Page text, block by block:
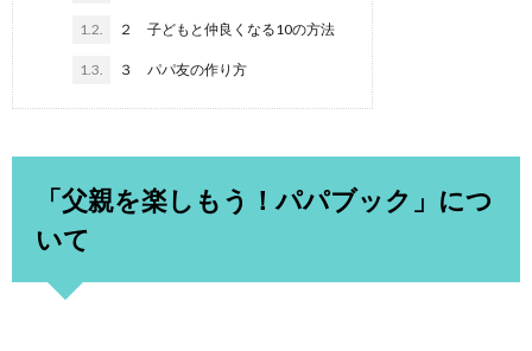
1.2. ２ 子どもと仲良くなる10の方法
1.3. ３ パパ友の作り方
「父親を楽しもう！パパブック」につ
いて